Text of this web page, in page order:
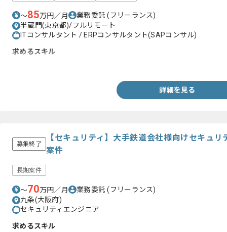
〜85万円／月 業務委託(フリーランス)
半蔵門(東京都)/フルリモート
ITコンサルタント / ERPコンサルタント(SAPコンサル)
求めるスキル
詳細を見る
募集終了
【セキュリティ】大手鉄道会社様向けセキュリ
案件
長期案件
〜70万円／月 業務委託(フリーランス)
九条(大阪府)
セキュリティエンジニア
求めるスキル